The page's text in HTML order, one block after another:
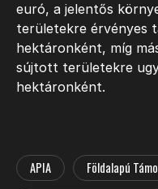
euró, a jelentős
területekre érvényes
hektáronként, míg
sújtott területekre
hektáronként.
APIA
Földalapú